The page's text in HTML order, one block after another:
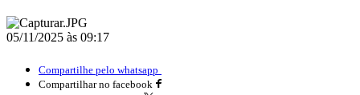
05/11/2025 às 09:17
Compartilhe pelo whatsapp
Compartilhar no facebook